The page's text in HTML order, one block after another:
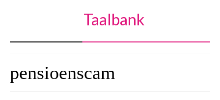
Taalbank
pensioenscam